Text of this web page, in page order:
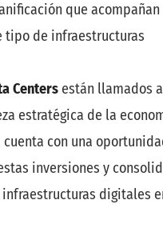
que
tipo de infraestructuras
Centers están llamados
estratégica de la
cuenta con una
inversiones y
digitales